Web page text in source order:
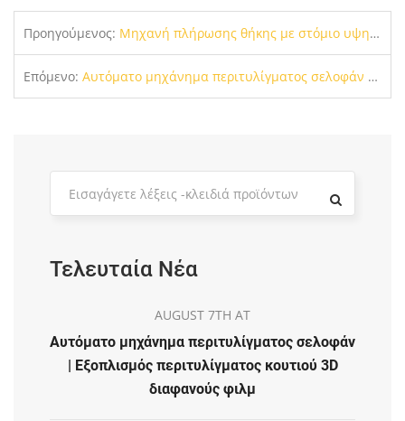
Προηγούμενος: Μηχανή πλήρωσης θήκης με στόμιο υψηλής απόδοσης | Αυτόματη Δοσολογία & Σφράγιση για Υγρό & Προϊόντα Επικόλλησης
Επόμενο: Αυτόματο μηχάνημα περιτυλίγματος σελοφάν | Εξοπλισμός περιτυλίγματος κουτιού 3D διαφανούς φιλμ
Τελευταία Νέα
AUGUST 7TH AT
Αυτόματο μηχάνημα περιτυλίγματος σελοφάν
| Εξοπλισμός περιτυλίγματος κουτιού 3D
διαφανούς φιλμ